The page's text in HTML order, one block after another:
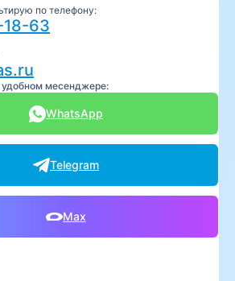
по телефону:
63
месенджере:
WhatsApp
Telegram
Max